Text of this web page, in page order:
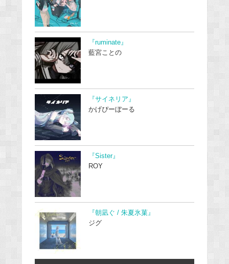
『ruminate』
藍宮ことの
『サイネリア』
かげぴーぼーる
『Sister』
ROY
『朝凪ぐ / 朱夏氷菓』
ジグ